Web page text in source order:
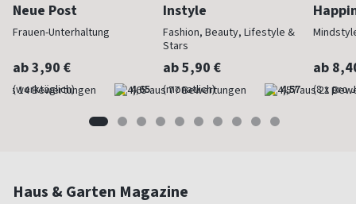
Neue Post
Frauen-Unterhaltung
ab 3,90 €
(werktäglich) 4,65
Instyle
Fashion, Beauty, Lifestyle &
Stars
ab 5,90 €
(monatlich) 4,57
ab
(8 x pro
Haus & Garten Magazine